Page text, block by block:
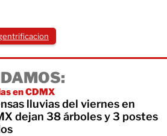
en CDMX
lluvias del viernes en
dejan 38 árboles y 3 postes